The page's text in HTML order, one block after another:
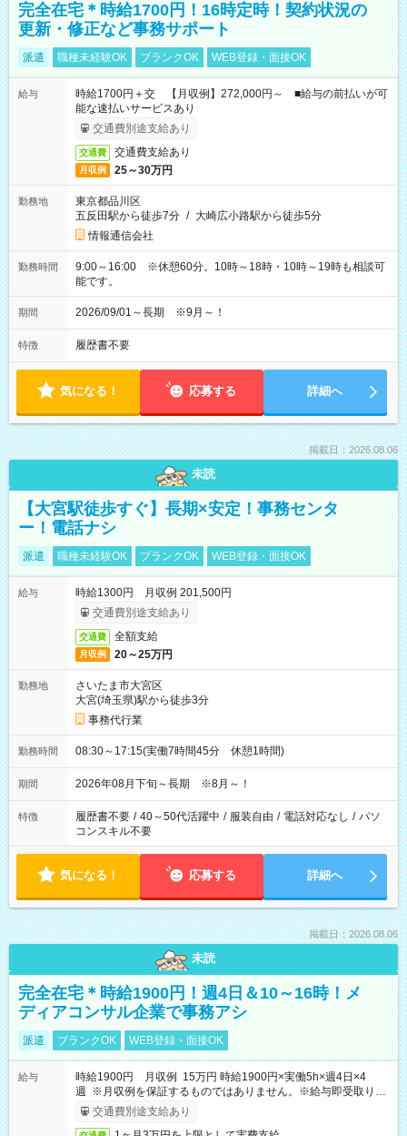
完全在宅＊時給1700円！16時定時！契約状況の
更新・修正など事務サポート
派遣 職種未経験OK ブランクOK WEB登録・面接OK
給与
時給1700円＋交 【月収例】272,000円～ ■給与の前払いが可
能な速払いサービスあり
交通費別途支給あり
交通費 交通費支給あり
月収例 25～30万円
勤務地
東京都品川区
五反田駅から徒歩7分 / 大崎広小路駅から徒歩5分
情報通信会社
勤務時間
9:00～16:00 ※休憩60分。10時～18時・10時～19時も相談可
能です。
期間 2026/09/01～長期 ※9月～！
特徴 履歴書不要
気になる！ 応募する 詳細へ
掲載日：2026.08.06
未読
【大宮駅徒歩すぐ】長期×安定！事務センタ
ー！電話ナシ
派遣 職種未経験OK ブランクOK WEB登録・面接OK
給与
時給1300円 月収例 201,500円
交通費別途支給あり
交通費 全額支給
月収例 20～25万円
勤務地
さいたま市大宮区
大宮(埼玉県)駅から徒歩3分
事務代行業
勤務時間 08:30～17:15(実働7時間45分 休憩1時間)
期間 2026年08月下旬～長期 ※8月～！
特徴 履歴書不要 / 40～50代活躍中 / 服装自由 / 電話対応なし / パソ
コンスキル不要
気になる！ 応募する 詳細へ
掲載日：2026.08.06
未読
完全在宅＊時給1900円！週4日＆10～16時！メ
ディアコンサル企業で事務アシ
派遣 ブランクOK WEB登録・面接OK
給与
時給1900円 月収例 15万円 時給1900円×実働5h×週4日×4
週 ※月収例を保証するものではありません。※給与即受取りサ
ービス利用可（利用条件有）
交通費別途支給あり